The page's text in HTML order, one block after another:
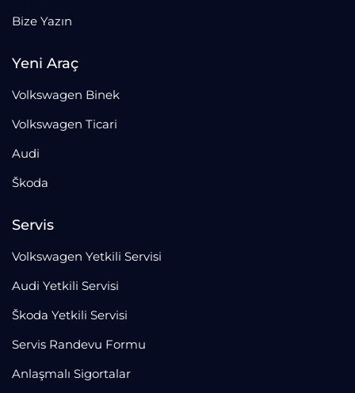
Bize Yazın
Yeni Araç
Volkswagen Binek
Volkswagen Ticari
Audi
Škoda
Servis
Volkswagen Yetkili Servisi
Audi Yetkili Servisi
Škoda Yetkili Servisi
Servis Randevu Formu
Anlaşmalı Sigortalar